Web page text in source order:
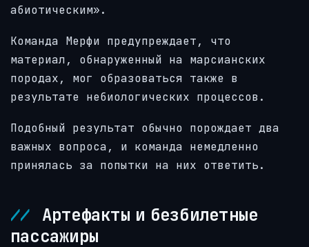
абиотическим».
Команда Мерфи предупреждает, что
материал, обнаруженный на марсианских
породах, мог образоваться также в
результате небиологических процессов.
Подобный результат обычно порождает два
важных вопроса, и команда немедленно
принялась за попытки на них ответить.
Артефакты и безбилетные
пассажиры